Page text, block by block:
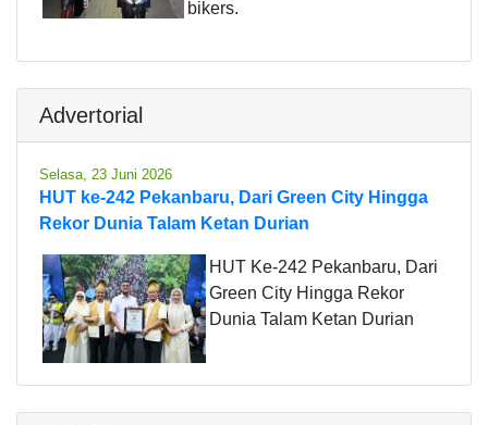
bikers.
Advertorial
Selasa, 23 Juni 2026
HUT ke-242 Pekanbaru, Dari Green City Hingga
Rekor Dunia Talam Ketan Durian
HUT Ke-242 Pekanbaru, Dari
Green City Hingga Rekor
Dunia Talam Ketan Durian